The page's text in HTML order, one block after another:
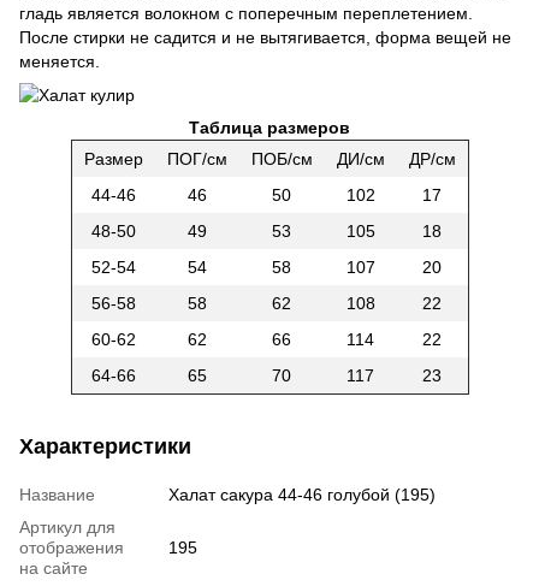
гладь является волокном с поперечным переплетением.
После стирки не садится и не вытягивается, форма вещей не
меняется.
Таблица размеров
Размер
ПОГ/см ПОБ/см ДИ/см
ДР/см
44-46
46 50 102
17
48-50
49 53 105
18
52-54
54 58 107
20
56-58
58 62 108
22
60-62
62 66 114
22
64-66
65 70 117 23
Характеристики
Название
Халат сакура 44-46 голубой (195)
Артикул для
отображения
на сайте
195